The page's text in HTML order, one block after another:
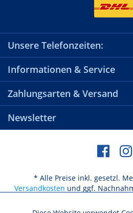
Unsere Telefonzeiten:
Informationen & Service
Zahlungsarten & Versand
Newsletter
* Alle Preise inkl. gesetzl.
Versandkosten und ggf.